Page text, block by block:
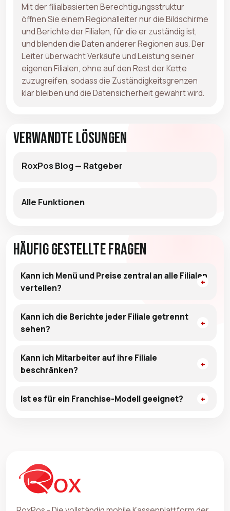
Mit der filialbasierten Berechtigungsstruktur
öffnen Sie einem Regionalleiter nur die Bildschirme
und Berichte der Filialen, für die er zuständig ist,
und blenden die Daten anderer Regionen aus. Der
Leiter überwacht Verkäufe und Leistung seiner
eigenen Filialen, ohne auf den Rest der Kette
zuzugreifen, sodass die Zuständigkeitsgrenzen
klar bleiben und die Datensicherheit gewahrt wird.
Verwandte Lösungen
RoxPos Blog — Ratgeber
Alle Funktionen
Häufig gestellte Fragen
Kann ich Menü und Preise zentral an alle Filialen
verteilen?
Kann ich die Berichte jeder Filiale getrennt
sehen?
Kann ich Mitarbeiter auf ihre Filiale
beschränken?
Ist es für ein Franchise-Modell geeignet?